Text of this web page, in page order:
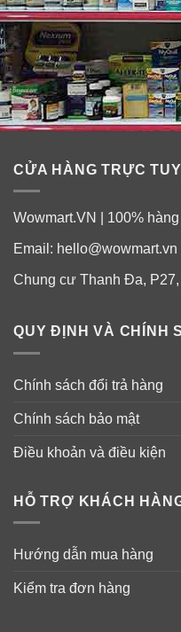
CỬA HÀNG TRỰC
Wowmart.VN | 100%
Email: hello@wowmart.vn
Chung cư Thanh Đa,
QUY ĐỊNH VÀ CHÍNH
Chính sách đổi trả hàng
Chính sách bảo mật
Điều khoản và điều kiện
HỖ TRỢ KHÁCH
Hướng dẫn mua hàng
Kiểm tra đơn hàng